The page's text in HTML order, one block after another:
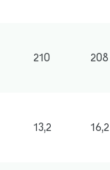
210 208
13,2 16,2